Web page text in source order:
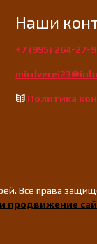
Наши
+7 (995) 264-27-
Политика
Все права
продвижение